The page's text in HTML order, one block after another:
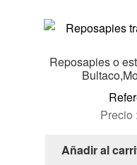
Reposapies o
Precio :
Añadir al